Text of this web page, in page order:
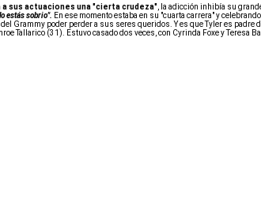
a sus actuaciones una "cierta crudeza" , la adicción inhibía su
estás sobrio". En ese momento estaba en su "cuarta carrera" y
Grammy poder perder a sus seres queridos. Y es que Tyler es padre
Tallarico (31). Estuvo casado dos veces, con Cyrinda Foxe y Teresa